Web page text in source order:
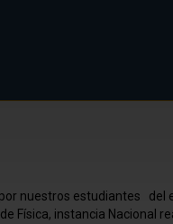
nuestros estudiantes del
Física, instancia Nacional